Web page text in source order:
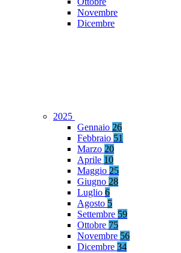
Novembre
Dicembre
2025
Gennaio 26
Febbraio 51
Marzo 20
Aprile 10
Maggio 25
Giugno 28
Luglio 6
Agosto 5
Settembre 59
Ottobre 75
Novembre 56
Dicembre 34